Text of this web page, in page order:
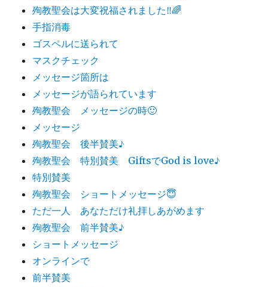
殉教聖会は大変祝福されました‼️🌈
手指消毒
ゴスペルに送られて
マスクチェック
メッセージ箇所は
メッセージが語られています
殉教聖会 メッセージの時🙂
メッセージ
殉教聖会 後半賛美♪
殉教聖会 特別賛美 GiftsでGod is love♪
特別賛美
殉教聖会 ショートメッセージ😇
ただ一人 あなただけ礼拝しあがめます
殉教聖会 前半賛美♪
ショートメッセージ
オンラインで
前半賛美